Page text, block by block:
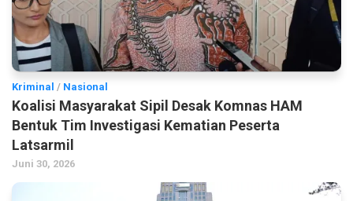
Kriminal / Nasional
Koalisi Masyarakat Sipil Desak Komnas HAM
Bentuk Tim Investigasi Kematian Peserta
Latsarmil
Juni 30, 2026